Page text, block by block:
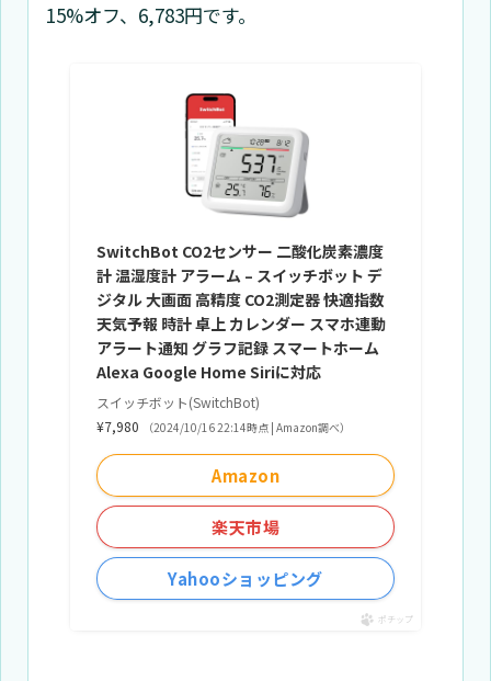
15%オフ、6,783円です。
SwitchBot CO2センサー 二酸化炭素濃度
計 温湿度計 アラーム – スイッチボット デ
ジタル 大画面 高精度 CO2測定器 快適指数
天気予報 時計 卓上 カレンダー スマホ連動
アラート通知 グラフ記録 スマートホーム
Alexa Google Home Siriに対応
スイッチボット(SwitchBot)
¥7,980
（2024/10/16 22:14時点 | Amazon調べ）
Amazon
楽天市場
Yahooショッピング
ポチップ